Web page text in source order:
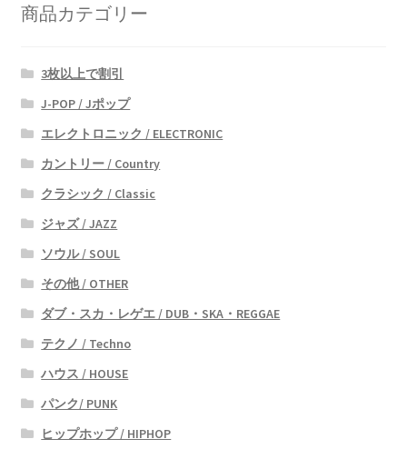
順
商品カテゴリー
3枚以上で割引
J-POP / Jポップ
エレクトロニック / ELECTRONIC
カントリー / Country
クラシック / Classic
ジャズ / JAZZ
ソウル / SOUL
その他 / OTHER
ダブ・スカ・レゲエ / DUB・SKA・REGGAE
テクノ / Techno
ハウス / HOUSE
パンク/ PUNK
ヒップホップ / HIPHOP